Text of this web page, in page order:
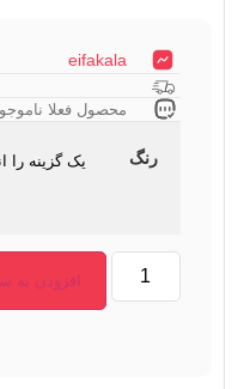
eifakala
محصول فعلا
رنگ
افزودن به